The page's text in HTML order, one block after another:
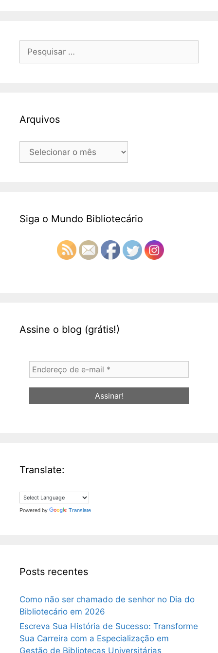
por:
Arquivos
Arquivos
Siga o Mundo Bibliotecário
Assine o blog (grátis!)
Endereço
de
e-
Translate:
Powered by Translate
Posts recentes
Como não ser chamado de senhor no Dia do
Bibliotecário em 2026
Escreva Sua História de Sucesso: Transforme
Sua Carreira com a Especialização em
Gestão de Bibliotecas Universitárias